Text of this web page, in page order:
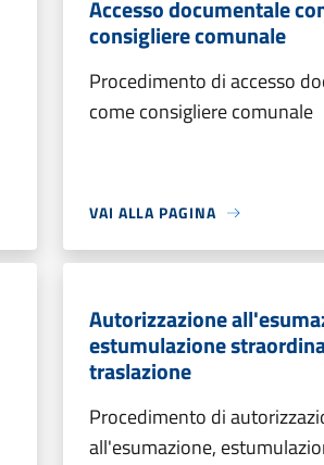
Accesso documentale
consigliere comunale
Procedimento di accesso
come consigliere comunale
VAI ALLA PAGINA
Autorizzazione
estumulazione
traslazione
Procedimento di
all'esumazione,